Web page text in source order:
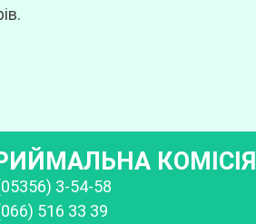
КОМІСІЯ
3-54-58
516 33 39